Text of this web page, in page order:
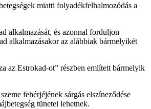
miatti folyadékfelhalmozódás a
alkalmazását, és azonnal forduljon
alkalmazásakor az alábbiak bármelyikét
Estrokad-ot” részben említett bármelyik
fehérjéjének sárgás elszíneződése
tünetei lehetnek.